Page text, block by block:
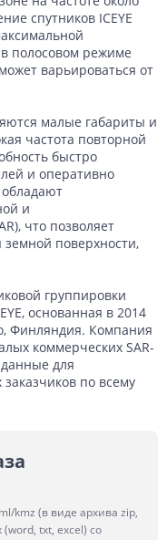
спутников ICEYE
полосовом режиме
варьироваться от
малые габариты и
частота повторной
быстро
и оперативно
и
что позволяет
поверхности,
группировки
основанная в 2014
Финляндия. Компания
коммерческих SAR-
для
по всему
kmz (в виде архива zip,
txt, excel) со